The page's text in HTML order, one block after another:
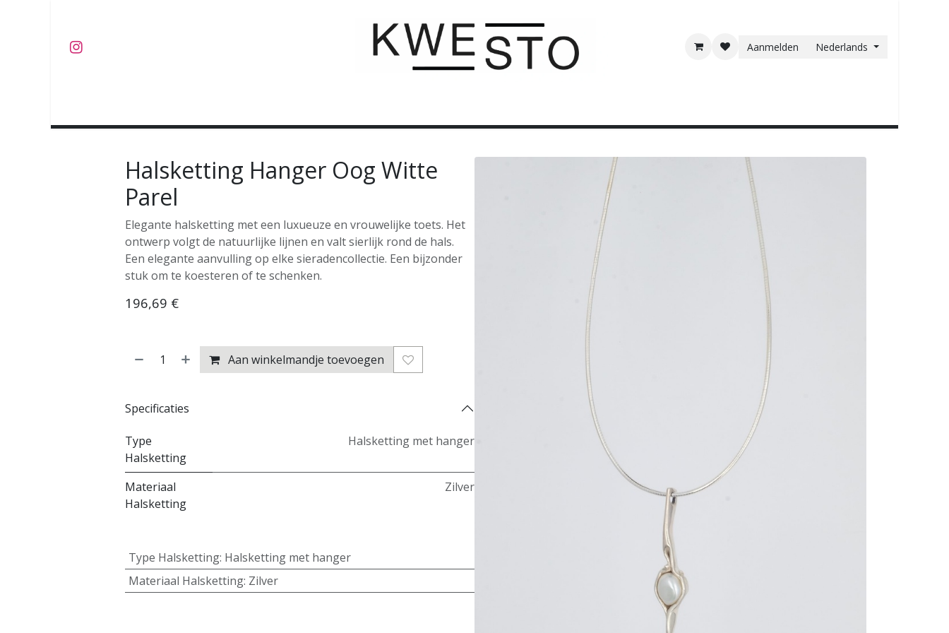
Aanmelden Nederlands
Halsketting Hanger Oog Witte
Parel
Elegante halsketting met een luxueuze en vrouwelijke toets. Het
ontwerp volgt de natuurlijke lijnen en valt sierlijk rond de hals.
Een elegante aanvulling op elke sieradencollectie. Een bijzonder
stuk om te koesteren of te schenken.
196,69 €
Aan winkelmandje toevoegen
Specificaties
Type
Halsketting
Halsketting met hanger
Materiaal
Halsketting
Zilver
Type Halsketting: Halsketting met hanger
Materiaal Halsketting: Zilver